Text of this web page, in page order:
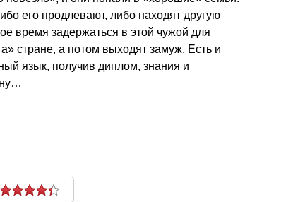
его продлевают, либо находят другую
время задержаться в этой чужой для
стране, а потом выходят замуж. Есть и
язык, получив диплом, знания и